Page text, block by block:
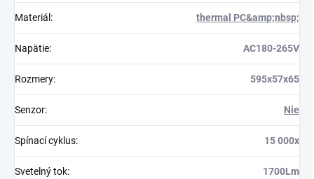
Materiál : thermal PC&amp;nbsp;
Napätie: AC180-265V
Rozmery: 595x57x65
Senzor: Nie
Spínací cyklus: 15 000x
Svetelný tok: 1700Lm